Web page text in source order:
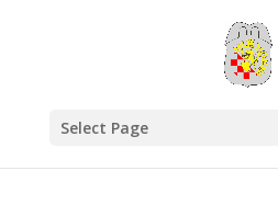
Select Page